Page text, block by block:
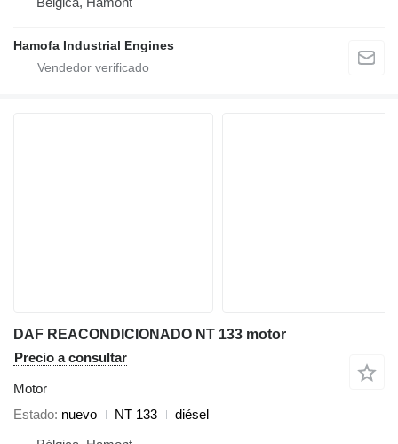
Hamofa Industrial Engines
DAF REACONDICIONADO NT 133 motor
Precio a consultar
Motor
Estado nuevo NT 133
diésel